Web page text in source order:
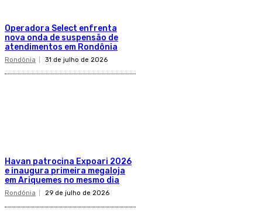
Operadora Select enfrenta
nova onda de suspensão de
atendimentos em Rondônia
Rondônia 31 de julho de 2026
Havan patrocina Expoari 2026
e inaugura primeira megaloja
em Ariquemes no mesmo dia
Rondônia 29 de julho de 2026